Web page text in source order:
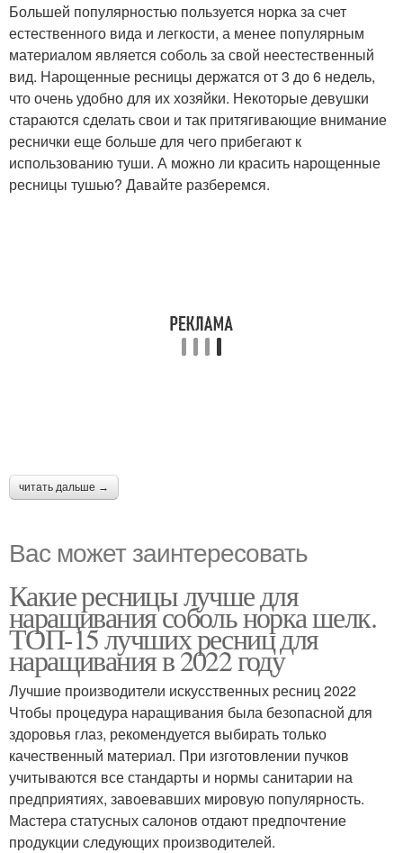
Большей популярностью пользуется норка за счет
естественного вида и легкости, а менее популярным
материалом является соболь за свой неестественный
вид. Нарощенные ресницы держатся от 3 до 6 недель,
что очень удобно для их хозяйки. Некоторые девушки
стараются сделать свои и так притягивающие внимание
реснички еще больше для чего прибегают к
использованию туши. А можно ли красить нарощенные
ресницы тушью? Давайте разберемся.
читать дальше →
Вас может заинтересовать
Какие ресницы лучше для
наращивания соболь норка шелк.
ТОП-15 лучших ресниц для
наращивания в 2022 году
Лучшие производители искусственных ресниц 2022
Чтобы процедура наращивания была безопасной для
здоровья глаз, рекомендуется выбирать только
качественный материал. При изготовлении пучков
учитываются все стандарты и нормы санитарии на
предприятиях, завоевавших мировую популярность.
Мастера статусных салонов отдают предпочтение
продукции следующих производителей.